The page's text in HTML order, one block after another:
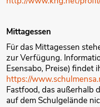
Mittagessen
Für das Mittagessen
zur Verfügung.
Esensabo, Preise) findet
https://
Fastfood, das außerhalb
auf dem Schulgelände